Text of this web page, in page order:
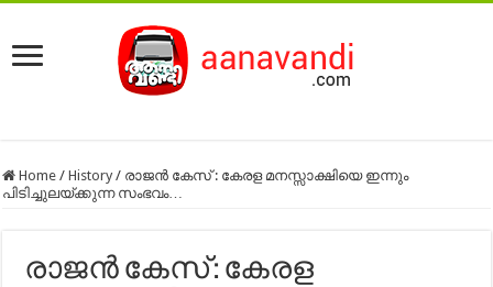
Home / History / രാജൻ കേസ് : കേരള മനസ്സാക്ഷിയെ ഇന്നും
പിടിച്ചുലയ്ക്കുന്ന സംഭവം…
രാജൻ കേസ് : കേരള